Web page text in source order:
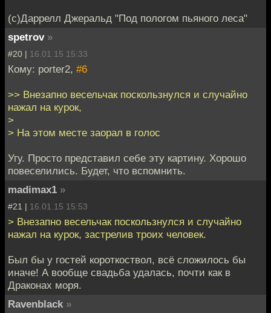
(c)Даррелл Джеральд "Под пологом пьяного леса"
spetrov »
#20 | 16.01.15 15:33
Кому: porter2, #6
>> Внезапно весельчак поскользнулся и случайно
нажал на курок,
>
> На этом месте заорал в голос
Угу. Просто представил себе эту картину. Хорошо
повеселились. Будет, что вспомнить.
madimax1 »
#21 | 16.01.15 15:53
> Внезапно весельчак поскользнулся и случайно
нажал на курок, застрелив троих человек.
Был бы у гостей короткоствол, всё сложилось бы
иначе! А вообще свадьба удалась, почти как в
Драконах моря.
Ravenblack »